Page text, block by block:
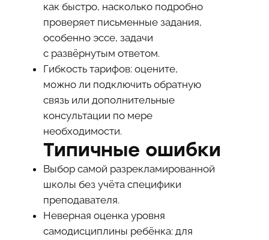
как быстро, насколько подробно
проверяет письменные задания,
особенно эссе, задачи
с развёрнутым ответом.
Гибкость тарифов: оцените,
можно ли подключить обратную
связь или дополнительные
консультации по мере
необходимости.
Типичные ошибки
Выбор самой разрекламированной
школы без учёта специфики
преподавателя.
Неверная оценка уровня
самодисциплины ребёнка: для